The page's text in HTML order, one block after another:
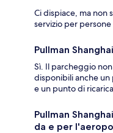
Ci dispiace, ma non
servizio per
Pullman
Sì. Il parcheggio
disponibili anche
e un punto di
Pullman
da e per